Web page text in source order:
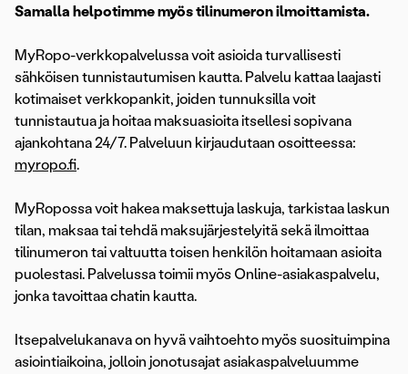
Samalla helpotimme myös tilinumeron ilmoittamista.
MyRopo-verkkopalvelussa voit asioida turvallisesti
sähköisen tunnistautumisen kautta. Palvelu kattaa laajasti
kotimaiset verkkopankit, joiden tunnuksilla voit
tunnistautua ja hoitaa maksuasioita itsellesi sopivana
ajankohtana 24/7. Palveluun kirjaudutaan osoitteessa:
myropo.fi.
MyRopossa voit hakea maksettuja laskuja, tarkistaa laskun
tilan, maksaa tai tehdä maksujärjestelyitä sekä ilmoittaa
tilinumeron tai valtuutta toisen henkilön hoitamaan asioita
puolestasi. Palvelussa toimii myös Online-asiakaspalvelu,
jonka tavoittaa chatin kautta.
Itsepalvelukanava on hyvä vaihtoehto myös suosituimpina
asiointiaikoina, jolloin jonotusajat asiakaspalveluumme